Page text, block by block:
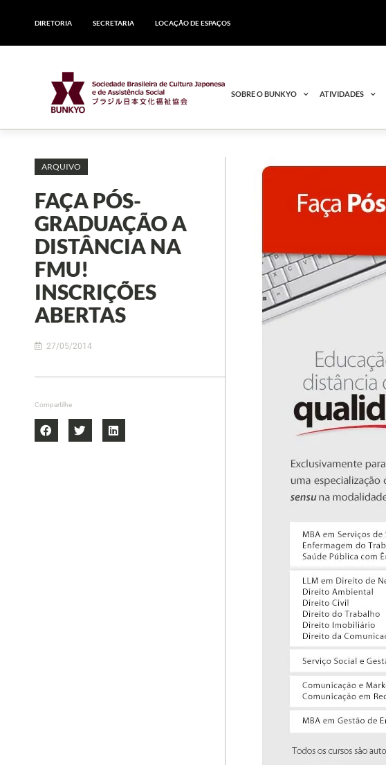
DIRETORIA SECRETARIA LOCAÇÃO DE ESPAÇOS
SOBRE O BUNKYO ATIVIDADES
ARQUIVO
FAÇA PÓS-
GRADUA​ÇÃO A
DISTÂNCIA NA
FMU!
INSCRIÇÕES
ABERTAS
27/05/2014
Compartilhe